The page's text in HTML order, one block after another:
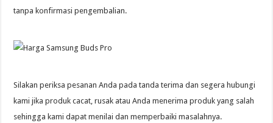
tanpa konfirmasi pengembalian.
Silakan periksa pesanan Anda pada tanda terima dan segera hubungi
kami jika produk cacat, rusak atau Anda menerima produk yang salah
sehingga kami dapat menilai dan memperbaiki masalahnya.